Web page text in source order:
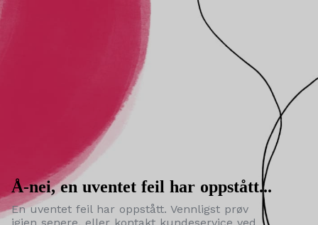
Å-nei, en uventet feil har oppstått...
En uventet feil har oppstått. Vennligst prøv
igjen senere, eller kontakt kundeservice ved